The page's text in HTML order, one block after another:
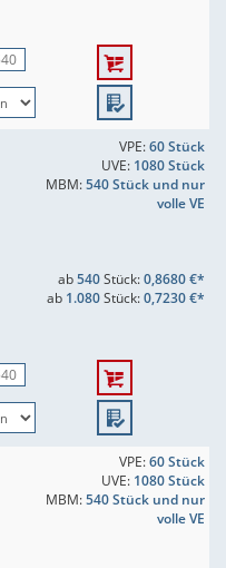
VPE:60 Stück
UVE: 1080 Stück
MBM:540 Stück und nur
volle VE
ab540Stück:0,8680 €*
ab 1.080Stück:0,7230 €*
VPE:60 Stück
UVE: 1080 Stück
MBM:540 Stück und nur
volle VE